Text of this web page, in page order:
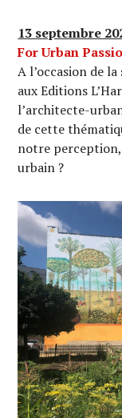
13 septembre
For Urban
A l’occasion de
aux Editions
l’architecte-
de cette
notre perception,
urbain ?